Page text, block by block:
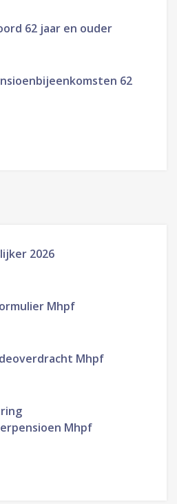
62 jaar en ouder
62
2026
Mhpf
Mhpf
Mhpf